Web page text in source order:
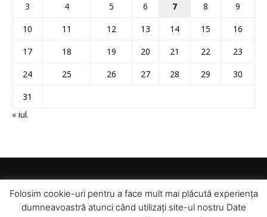
3
4 5 6 7 8
9
10
11 12 13 14 15
16
17
18 19 20 21 22
23
24
25 26 27 28 29
30
31
« iul.
Folosim cookie-uri pentru a face mult mai plăcută experiența
dumneavoastră atunci când utilizați site-ul nostru Date